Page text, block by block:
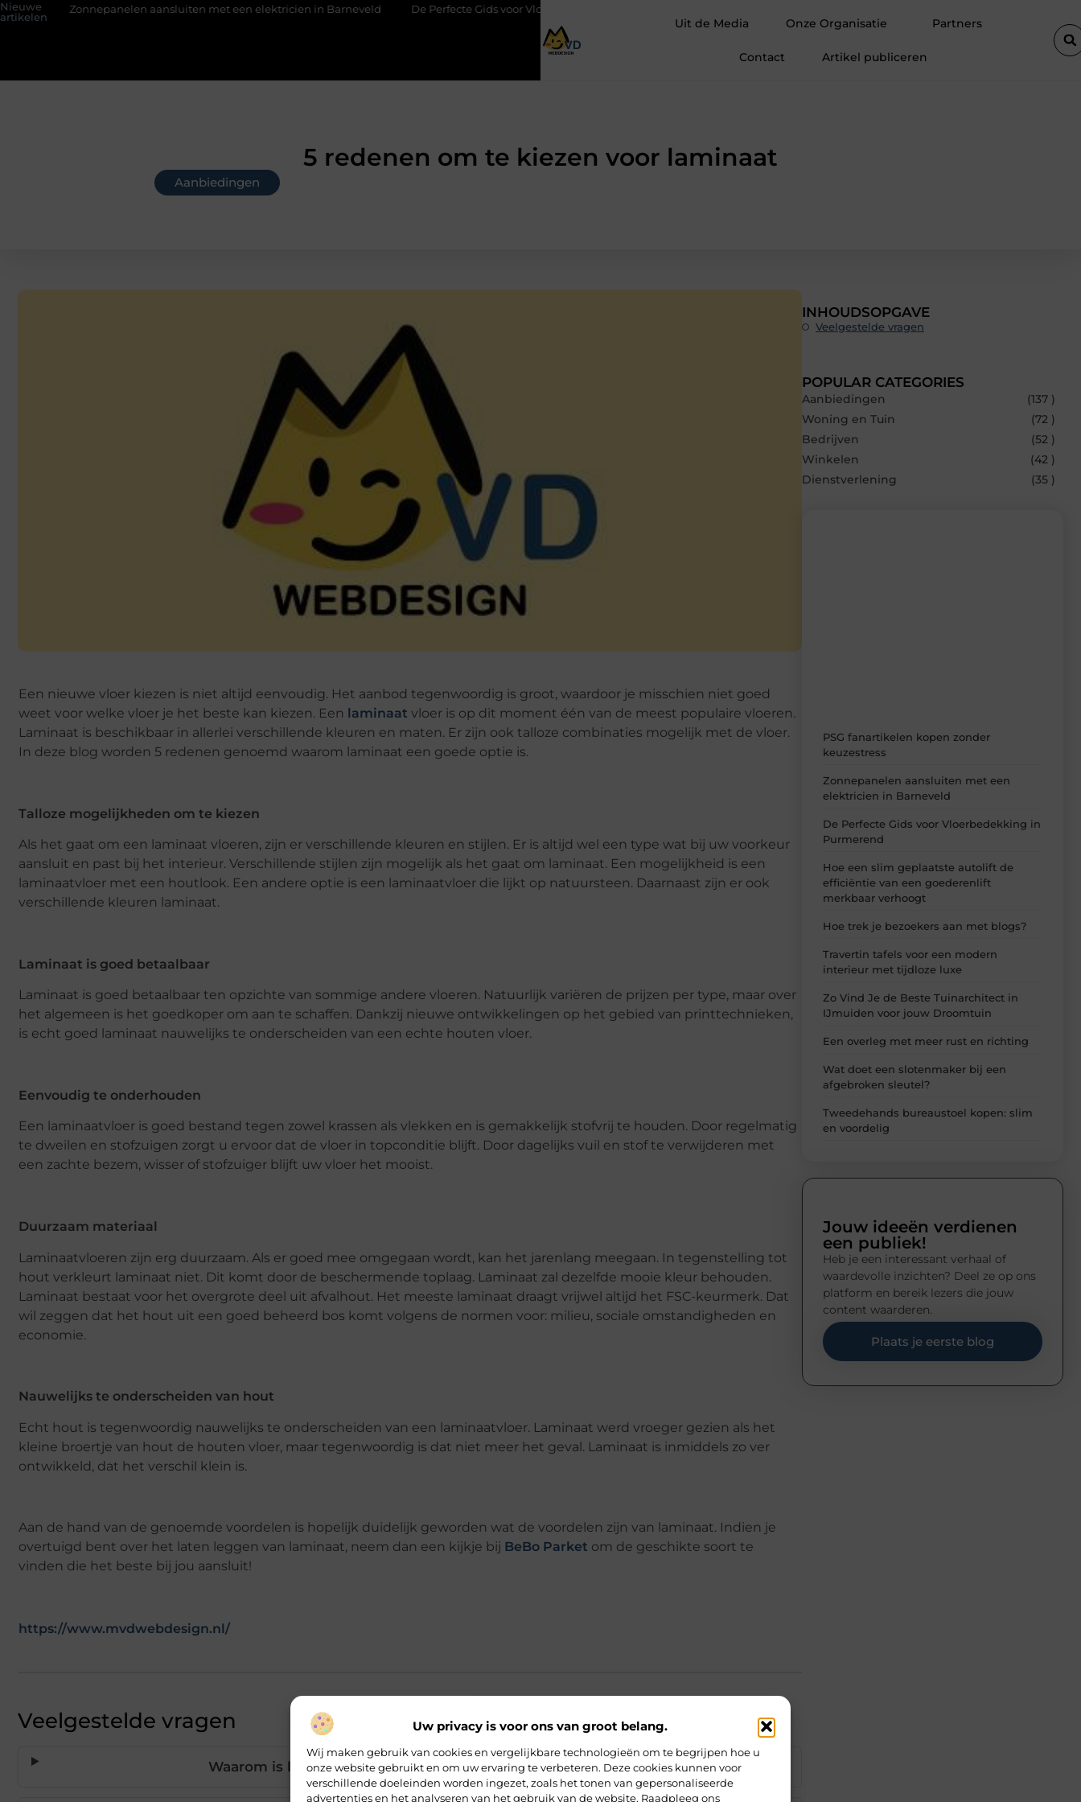
Uw privacy is voor ons van groot belang.
Wij maken gebruik van cookies en vergelijkbare technologieën om te begrijpen hoe u
onze website gebruikt en om uw ervaring te verbeteren. Deze cookies kunnen voor
verschillende doeleinden worden ingezet, zoals het tonen van gepersonaliseerde
advertenties en het analyseren van het gebruik van de website. Raadpleeg ons
Nieuwe
artikelen
aansluiten met een elektricien in Barneveld De Perfecte Gids voor Vloerbedekking in Purmerend
Uit de Media Onze Organisatie Partners
Contact Artikel publiceren
5 redenen om te kiezen voor laminaat
Aanbiedingen
Een nieuwe vloer kiezen is niet altijd eenvoudig. Het aanbod tegenwoordig is groot, waardoor je misschien niet goed
weet voor welke vloer je het beste kan kiezen. Een laminaat vloer is op dit moment één van de meest populaire vloeren.
Laminaat is beschikbaar in allerlei verschillende kleuren en maten. Er zijn ook talloze combinaties mogelijk met de vloer.
In deze blog worden 5 redenen genoemd waarom laminaat een goede optie is.
Talloze mogelijkheden om te kiezen
Als het gaat om een laminaat vloeren, zijn er verschillende kleuren en stijlen. Er is altijd wel een type wat bij uw voorkeur
aansluit en past bij het interieur. Verschillende stijlen zijn mogelijk als het gaat om laminaat. Een mogelijkheid is een
laminaatvloer met een houtlook. Een andere optie is een laminaatvloer die lijkt op natuursteen. Daarnaast zijn er ook
verschillende kleuren laminaat.
Laminaat is goed betaalbaar
Laminaat is goed betaalbaar ten opzichte van sommige andere vloeren. Natuurlijk variëren de prijzen per type, maar over
het algemeen is het goedkoper om aan te schaffen. Dankzij nieuwe ontwikkelingen op het gebied van printtechnieken,
is echt goed laminaat nauwelijks te onderscheiden van een echte houten vloer.
Eenvoudig te onderhouden
Een laminaatvloer is goed bestand tegen zowel krassen als vlekken en is gemakkelijk stofvrij te houden. Door regelmatig
te dweilen en stofzuigen zorgt u ervoor dat de vloer in topconditie blijft. Door dagelijks vuil en stof te verwijderen met
een zachte bezem, wisser of stofzuiger blijft uw vloer het mooist.
Duurzaam materiaal
Laminaatvloeren zijn erg duurzaam. Als er goed mee omgegaan wordt, kan het jarenlang meegaan. In tegenstelling tot
hout verkleurt laminaat niet. Dit komt door de beschermende toplaag. Laminaat zal dezelfde mooie kleur behouden.
Laminaat bestaat voor het overgrote deel uit afvalhout. Het meeste laminaat draagt vrijwel altijd het FSC-keurmerk. Dat
wil zeggen dat het hout uit een goed beheerd bos komt volgens de normen voor: milieu, sociale omstandigheden en
economie.
Nauwelijks te onderscheiden van hout
Echt hout is tegenwoordig nauwelijks te onderscheiden van een laminaatvloer. Laminaat werd vroeger gezien als het
kleine broertje van hout de houten vloer, maar tegenwoordig is dat niet meer het geval. Laminaat is inmiddels zo ver
ontwikkeld, dat het verschil klein is.
Aan de hand van de genoemde voordelen is hopelijk duidelijk geworden wat de voordelen zijn van laminaat. Indien je
overtuigd bent over het laten leggen van laminaat, neem dan een kijkje bij BeBo Parket om de geschikte soort te
vinden die het beste bij jou aansluit!
https://www.mvdwebdesign.nl/
Veelgestelde vragen
Waarom is laminaat goedkoper dan andere vloertypen?
INHOUDSOPGAVE
Veelgestelde vragen
POPULAR CATEGORIES
Aanbiedingen
(137 )
Woning en Tuin
(72 )
Bedrijven
(52 )
Winkelen
(42 )
Dienstverlening
(35 )
PSG fanartikelen kopen zonder
keuzestress
Zonnepanelen aansluiten met een
elektricien in Barneveld
De Perfecte Gids voor Vloerbedekking in
Purmerend
Hoe een slim geplaatste autolift de
efficiëntie van een goederenlift
merkbaar verhoogt
Hoe trek je bezoekers aan met blogs?
Travertin tafels voor een modern
interieur met tijdloze luxe
Zo Vind Je de Beste Tuinarchitect in
IJmuiden voor jouw Droomtuin
Een overleg met meer rust en richting
Wat doet een slotenmaker bij een
afgebroken sleutel?
Tweedehands bureaustoel kopen: slim
en voordelig
Jouw ideeën verdienen
een publiek!
Heb je een interessant verhaal of
waardevolle inzichten? Deel ze op ons
platform en bereik lezers die jouw
content waarderen.
Plaats je eerste blog